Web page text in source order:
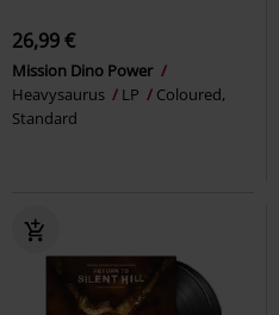
26,99 €
Mission Dino Power
Heavysaurus
LP
Coloured,
Standard